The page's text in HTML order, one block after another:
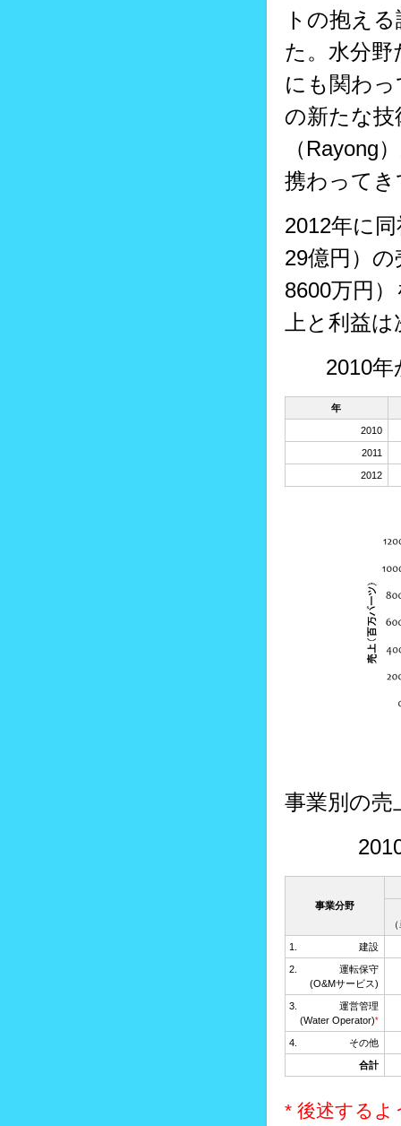
トの抱え
た。水分野
にも関わ
の新たな
（Rayong
携わって
2012年に
29億円）
8600万円
上と利益
2010
年
2010
2011
2012
事業別の売
事業分野
建設
運転保守
(O&Mサービス)
運営管理
(Water Operator)*
その他
合計
* 後述するよ